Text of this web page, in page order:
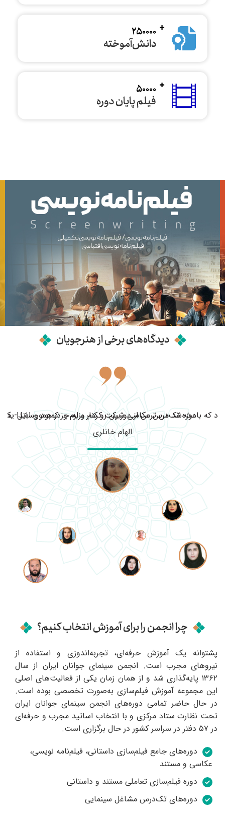
250000
دانش‌آموخته
50000
فیلم پایان دوره
دیدگاه‌های برخی از هنرجویان
که باعث شد من ترس از دوربین رو کنار بزارم و در همون
دوره تک‌درس عکاسی شرکت کردم و به جز کمبود وسایل-
الهام خانلری
چرا انجمن را برای آموزش انتخاب کنیم؟
پشتوانه یک آموزش حرفه‌ای، تجربه‌اندوزی و استفاده از
نیروهای مجرب است. انجمن سینمای جوانان ایران از سال
۱۳۶۲ پایه‌گذاری شد و از همان زمان یکی از فعالیت‌های اصلی
این مجموعه آموزش فیلم‌سازی به‌صورت تخصصی بوده است.
در حال حاضر تمامی دوره‌های انجمن سینمای جوانان ایران
تحت نظارت ستاد مرکزی و با انتخاب اساتید مجرب و حرفه‌ای
در ۵۷ دفتر در سراسر کشور در حال برگزاری است.
دوره‌های جامع فیلم‌سازی داستانی، فیلم‌نامه نویسی،
عکاسی و مستند
دوره فیلم‌سازی تعاملی مستند و داستانی
دوره‌های تک‌درس مشاغل سینمایی